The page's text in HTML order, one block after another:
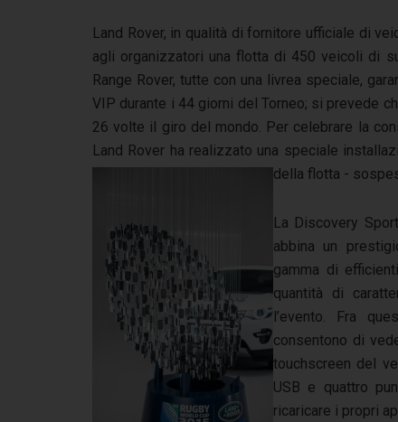
Land Rover, in qualità di fornitore ufficiale di
agli organizzatori una flotta di 450 veicoli di
Range Rover, tutte con una livrea speciale,
VIP durante i 44 giorni del Torneo; si prevede
26 volte il giro del mondo. Per celebrare la
Land Rover ha realizzato una speciale
della flotta -­
La Discovery
abbina un
gamma di
quantità di
l’evento. Fra
consentono di
touchscreen del
USB e quattro
ricaricare i propri